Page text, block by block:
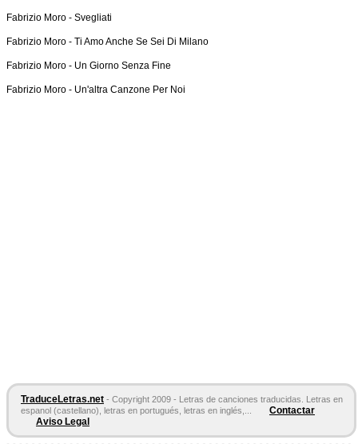
Fabrizio Moro - Svegliati
Fabrizio Moro - Ti Amo Anche Se Sei Di Milano
Fabrizio Moro - Un Giorno Senza Fine
Fabrizio Moro - Un'altra Canzone Per Noi
TraduceLetras.net - Copyright 2009 - Letras de canciones traducidas. Letras en
espanol (castellano), letras en portugués, letras en inglés,...
Contactar
Aviso Legal